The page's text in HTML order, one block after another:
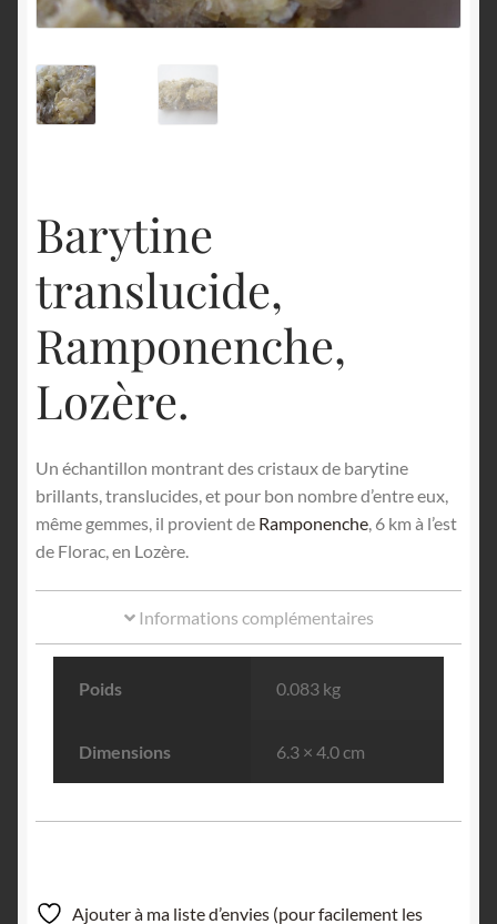
Barytine
translucide,
Ramponenche,
Lozère.
Un échantillon montrant des cristaux de barytine
brillants, translucides, et pour bon nombre d’entre eux,
même gemmes, il provient de Ramponenche, 6 km à l’est
de Florac, en Lozère.
Informations complémentaires
Poids 0.083 kg
Dimensions 6.3 × 4.0 cm
Ajouter à ma liste d’envies (pour facilement les